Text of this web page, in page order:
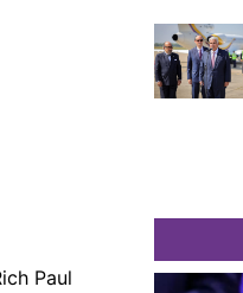
Paul